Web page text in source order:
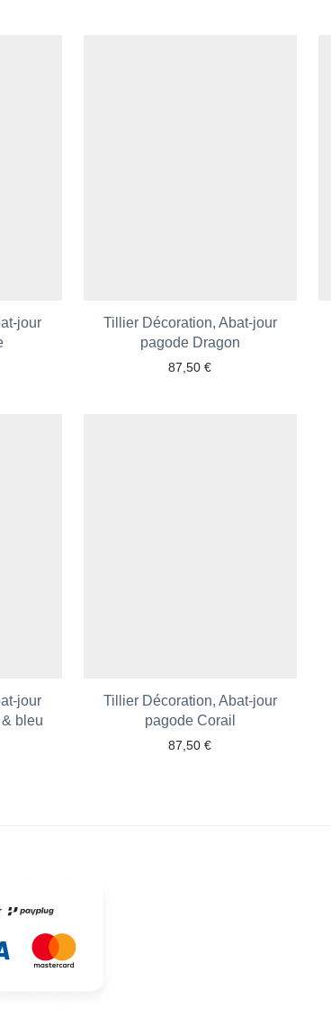
jour
Tillier Décoration, Abat-jour
pagode Dragon
87,50€
jour
bleu
Tillier Décoration, Abat-jour
pagode Corail
87,50€